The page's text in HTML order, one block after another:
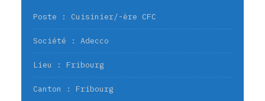
Poste : Cuisinier/-ère CFC
Société : Adecco
Lieu : Fribourg
Canton : Fribourg